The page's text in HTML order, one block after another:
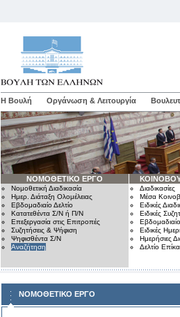
Η Βουλή Οργάνωση & Λειτουργία
ΝΟΜΟΘΕΤΙΚΟ ΕΡΓΟ
Νομοθετική Διαδικασία
Ημερ. Διάταξη Ολομέλειας
Εβδομαδιαίο Δελτίο
Κατατεθέντα Σ/Ν ή Π/Ν
Επεξεργασία στις Επιτροπές
Συζητήσεις & Ψήφιση
Ψηφισθέντα Σ/Ν
Αναζήτηση
Διαδικασίες
Μέσα
Ειδικές
Ειδικές
Εβδομαδιαίο
Ειδικές
Ημερήσιες
Δελτίο
ΝΟΜΟΘΕΤΙΚΟ ΕΡΓΟ